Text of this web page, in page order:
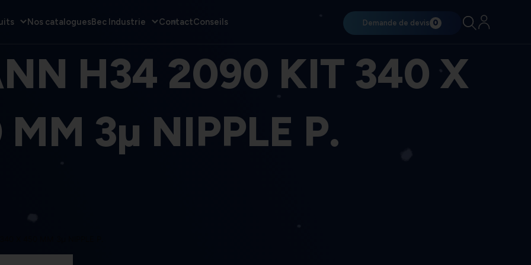
Nos cataloguesBec Industrie ContactConseils Demande de devis 0
H34 2090 KIT 340 X
3µ NIPPLE P.